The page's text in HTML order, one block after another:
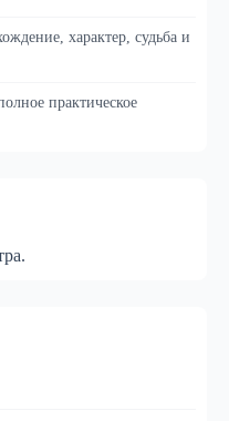
характер, судьба и
практическое